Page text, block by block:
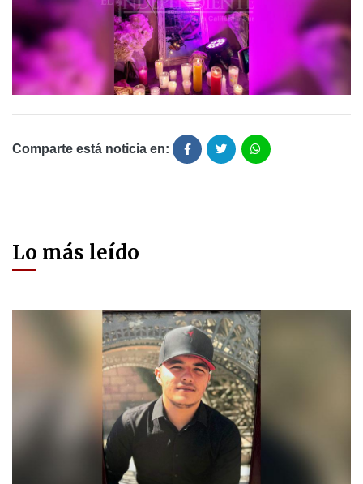
Comparte está noticia en:
Lo más leído